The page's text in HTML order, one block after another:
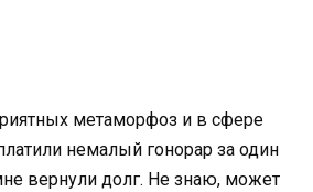
метаморфоз и в сфере
немалый гонорар за один
вернули долг. Не знаю, может